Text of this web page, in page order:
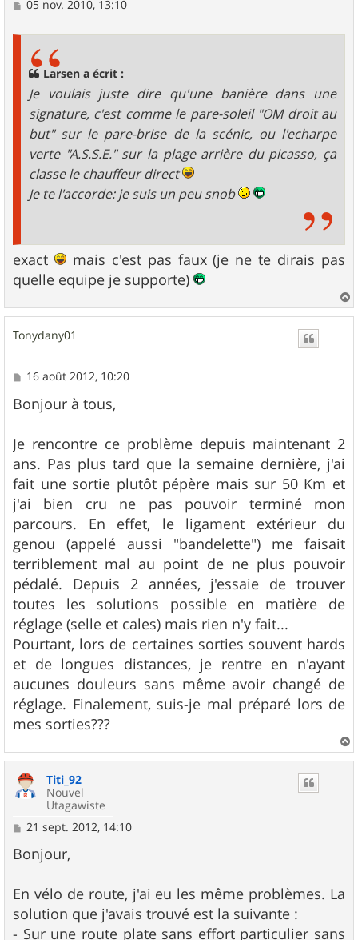
M
05 nov. 2010, 13:10
Larsen a écrit :
Je voulais juste dire qu'une banière dans une
signature, c'est comme le pare-soleil "OM droit au
but" sur le pare-brise de la scénic, ou l'echarpe
verte "A.S.S.E." sur la plage arrière du picasso, ça
classe le chauffeur direct
Je te l'accorde: je suis un peu snob
exact
mais c'est pas faux (je ne te dirais pas
quelle equipe je supporte)
a
Tonydany01
M
s
s
g
e
16 août 2012, 10:20
Bonjour à tous,
Je rencontre ce problème depuis maintenant 2
ans. Pas plus tard que la semaine dernière, j'ai
fait une sortie plutôt pépère mais sur 50 Km et
j'ai bien cru ne pas pouvoir terminé mon
parcours. En effet, le ligament extérieur du
genou (appelé aussi "bandelette") me faisait
terriblement mal au point de ne plus pouvoir
pédalé. Depuis 2 années, j'essaie de trouver
toutes les solutions possible en matière de
réglage (selle et cales) mais rien n'y fait...
Pourtant, lors de certaines sorties souvent hards
et de longues distances, je rentre en n'ayant
aucunes douleurs sans même avoir changé de
réglage. Finalement, suis-je mal préparé lors de
mes sorties???
a
Titi_92
Nouvel
Utagawiste
M
s
s
g
e
21 sept. 2012, 14:10
Bonjour,
En vélo de route, j'ai eu les même problèmes. La
solution que j'avais trouvé est la suivante :
- Sur une route plate sans effort particulier sans